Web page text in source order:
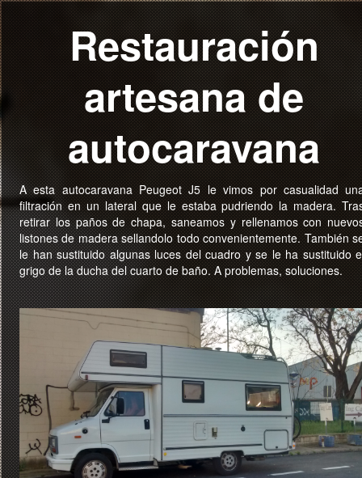
Restauración
artesana de
autocaravana
A esta autocaravana Peugeot J5 le vimos por casualidad
filtración en un lateral que le estaba pudriendo la madera.
retirar los paños de chapa, saneamos y rellenamos con
listones de madera sellandolo todo convenientemente. También
le han sustituido algunas luces del cuadro y se le ha sustituido
grigo de la ducha del cuarto de baño. A problemas, soluciones.